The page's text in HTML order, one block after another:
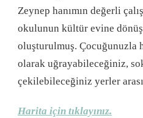
Zeynep hanımın değerli
okulunun kültür evine
oluşturulmuş. Çocuğunuzla
olarak uğrayabileceğiniz,
çekilebileceğiniz yerler
Harita için tıklayınız.